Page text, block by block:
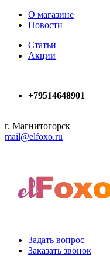
О магазине
Новости
Статьи
Акции
+79514648901
г. Магнитогорск
mail@elfoxo.ru
Задать вопрос
Заказать звонок